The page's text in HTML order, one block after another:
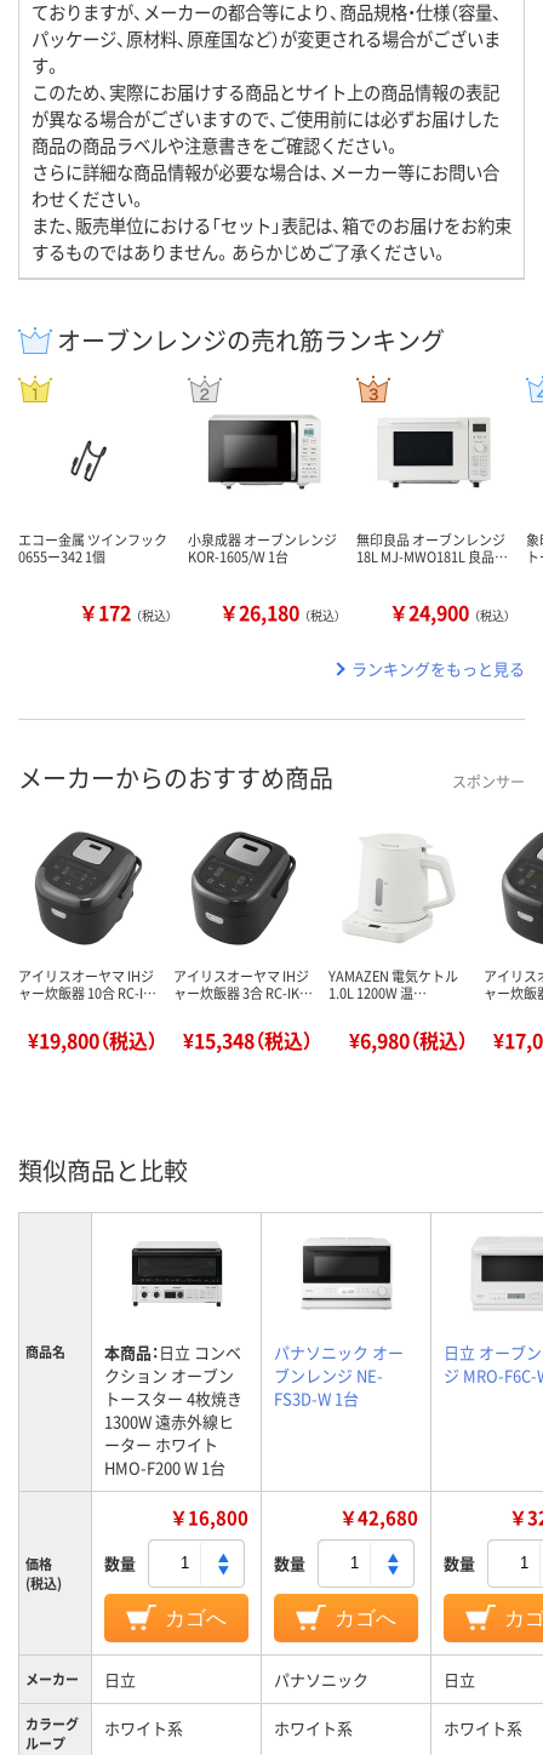
ておりますが、メーカーの都合等により、商品規格・仕様（容量、
パッケージ、原材料、原産国など）が変更される場合がございま
す。
このため、実際にお届けする商品とサイト上の商品情報の表記
が異なる場合がございますので、ご使用前には必ずお届けした
商品の商品ラベルや注意書きをご確認ください。
さらに詳細な商品情報が必要な場合は、メーカー等にお問い合
わせください。
また、販売単位における「セット」表記は、箱でのお届けをお約束
するものではありません。あらかじめご了承ください。
オーブンレンジの売れ筋ランキング
エコー金属 ツインフック
0655ー342 1個
￥172 （税込）
小泉成器 オーブンレンジ
KOR-1605/W 1台
￥26,180 （税込）
無印良品 オーブンレンジ
18L MJ-MWO181L 良品…
￥24,900 （税込）
ランキングをもっと見る
メーカーからのおすすめ商品 スポンサー
アイリスオーヤマ IHジ
ャー炊飯器 10合 RC-I…
¥19,800（税込）
アイリスオーヤマ IHジ
ャー炊飯器 3合 RC-IK…
¥15,348（税込）
YAMAZEN 電気ケトル
1.0L 1200W 温…
¥6,980（税込）
アイリス
ャー炊飯
類似商品と比較
商品名 本商品：日立 コンベ
クション オーブン
トースター 4枚焼き
1300W 遠赤外線ヒ
ーター ホワイト
HMO-F200 W 1台
パナソニック オー
ブンレンジ NE-
FS3D-W 1台
日立 オーブ
ジ MRO-F6C-
価格
(税込)
￥16,800
数量
カゴへ
￥42,680
数量
カゴへ
￥
数量
カ
メーカー 日立 パナソニック 日立
カラーグ
ループ
ホワイト系 ホワイト系 ホワイト系